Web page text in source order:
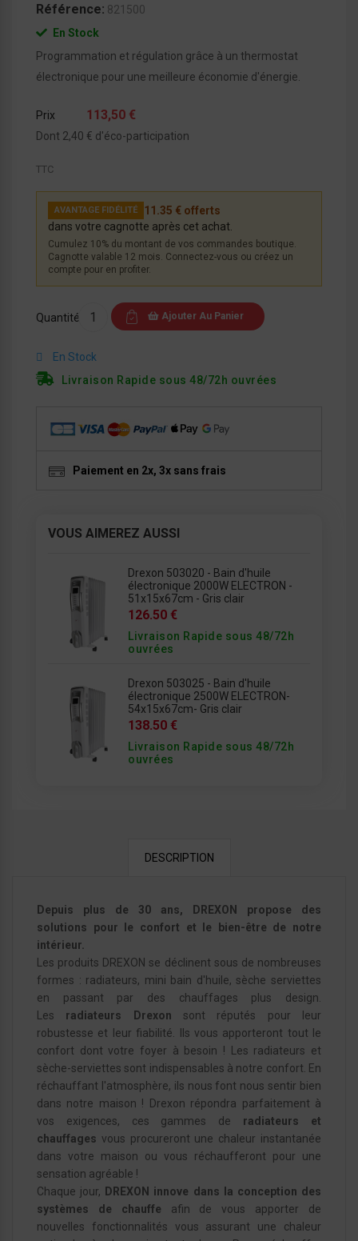
Référence: 821500
En Stock
Programmation et régulation grâce à un thermostat
électronique pour une meilleure économie d'énergie.
Prix 113,50 €
Dont 2,40 € d'éco-participation
TTC
AVANTAGE FIDÉLITÉ
11.35 € offerts
dans votre cagnotte après cet achat.
Cumulez 10% du montant de vos commandes boutique.
Cagnotte valable 12 mois. Connectez-vous ou créez un
compte pour en profiter.
Quantité Ajouter Au Panier
En Stock
Livraison Rapide sous 48/72h ouvrées
Paiement en 2x, 3x sans frais
VOUS AIMEREZ AUSSI
Drexon 503020 - Bain d'huile
électronique 2000W ELECTRON -
51x15x67cm - Gris clair
126.50 €
Livraison Rapide sous 48/72h
ouvrées
Drexon 503025 - Bain d'huile
électronique 2500W ELECTRON-
54x15x67cm- Gris clair
138.50 €
Livraison Rapide sous 48/72h
ouvrées
DESCRIPTION
Depuis plus de 30 ans, DREXON propose des
solutions pour le confort et le bien-être de notre
intérieur.
Les produits DREXON se déclinent sous de nombreuses
formes : radiateurs, mini bain d'huile, sèche serviettes
en passant par des chauffages plus design.
Les radiateurs Drexon sont réputés pour leur
robustesse et leur fiabilité. Ils vous apporteront tout le
confort dont votre foyer à besoin ! Les radiateurs et
sèche-serviettes sont indispensables à notre confort. En
réchauffant l'atmosphère, ils nous font nous sentir bien
dans notre maison ! Drexon répondra parfaitement à
vos exigences, ces gammes de radiateurs et
chauffages vous procureront une chaleur instantanée
dans votre maison ou vous réchaufferont pour une
sensation agréable !
Chaque jour, DREXON innove dans la conception des
systèmes de chauffe afin de vous apporter de
nouvelles fonctionnalités vous assurant une chaleur